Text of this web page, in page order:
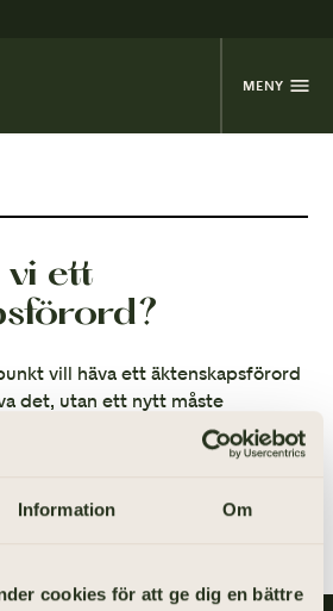
Information Om
cookies för att ge dig en bättre
MENY
ett
vill häva ett äktenskapsförord
det, utan ett nytt måste
hos myndighet för att det